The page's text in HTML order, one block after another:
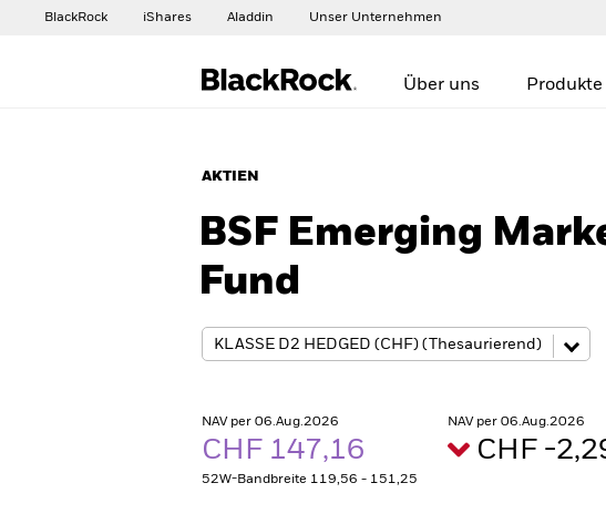
BlackRock iShares Aladdin Unser Unternehmen
Über uns Produkte
AKTIEN
BSF Emerging
Fund
NAV per 06.Aug.2026
CHF 147,16
52W-Bandbreite 119,56 - 151,25
NAV per 06.Aug.2026
CHF -